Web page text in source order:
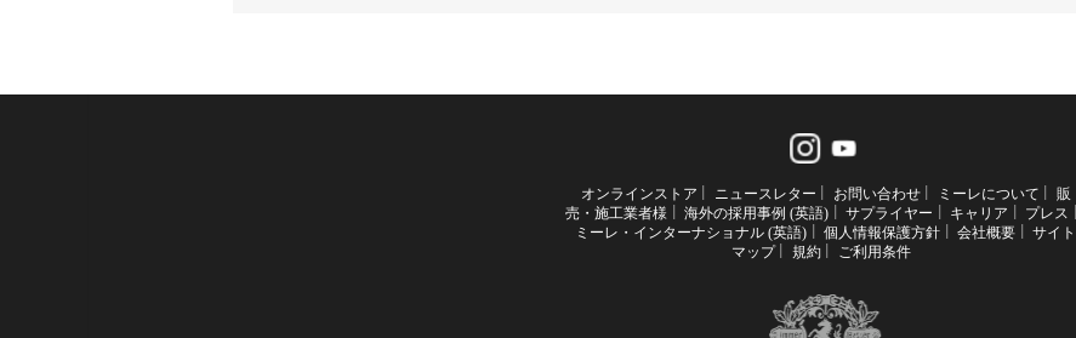
オンラインストア ニュースレター お問い合わせ ミーレについて
販
売・施工業者様
海外の採用事例 (英語) サプライヤー キャリア
プレス
ミーレ・インターナショナル (英語)
個人情報保護方針 会社概要
サイト
マップ
規約 ご利用条件